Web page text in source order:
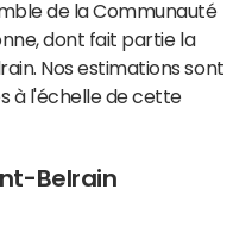
de la Communauté
dont fait partie la
Nos estimations sont
à l'échelle de cette
Belrain